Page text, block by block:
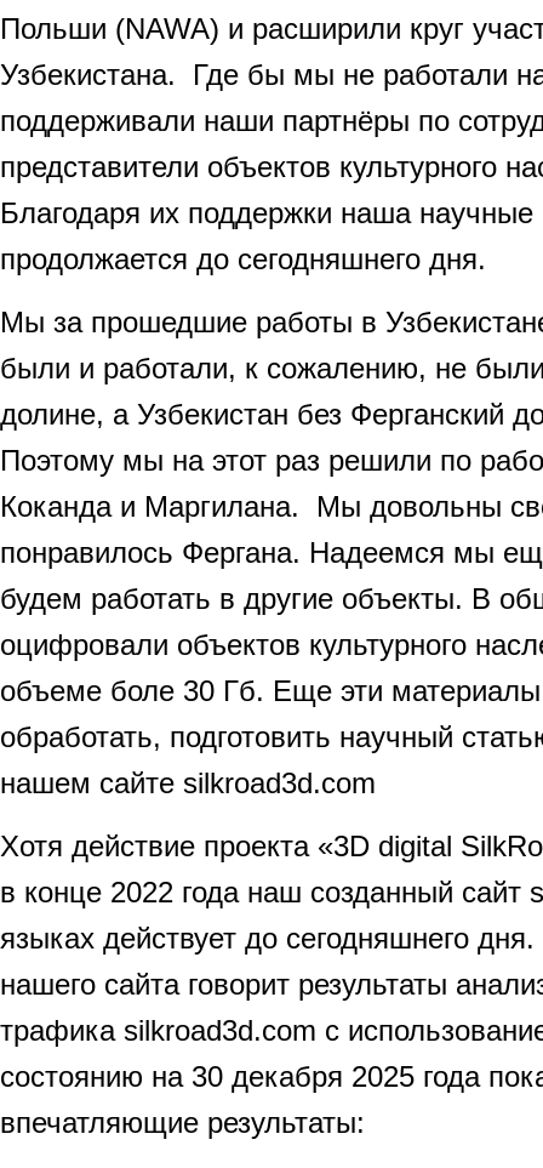
Польши (NAWA) и расширили круг
Узбекистана. Где бы мы не работали
поддерживали наши партнёры по
представители объектов культурного
Благодаря их поддержки наша научные
продолжается до сегодняшнего дня.
Мы за прошедшие работы в
были и работали, к сожалению, не
долине, а Узбекистан без Ферганский
Поэтому мы на этот раз решили по
Коканда и Маргилана. Мы довольны
понравилось Фергана. Надеемся мы
будем работать в другие объекты. В
оцифровали объектов культурного
объеме боле 30 Гб. Еще эти
обработать, подготовить научный
нашем сайте silkroad3d.com
Хотя действие проекта «3D digital
в конце 2022 года наш созданный сайт
языках действует до сегодняшнего
нашего сайта говорит результаты
трафика silkroad3d.com с
состоянию на 30 декабря 2025 года
впечатляющие результаты: